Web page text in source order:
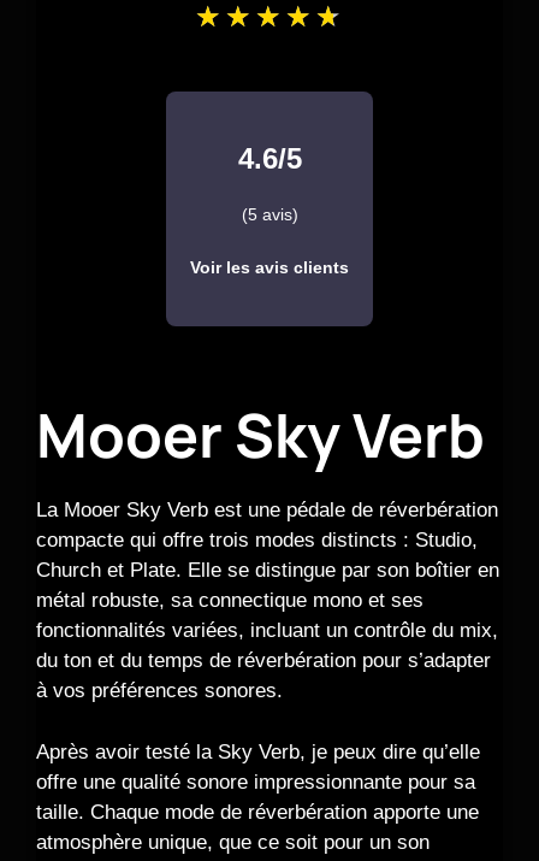
4.6/5
(5 avis)
Voir les avis clients
Mooer Sky Verb
La Mooer Sky Verb est une pédale de réverbération
compacte qui offre trois modes distincts : Studio,
Church et Plate. Elle se distingue par son boîtier en
métal robuste, sa connectique mono et ses
fonctionnalités variées, incluant un contrôle du mix,
du ton et du temps de réverbération pour s’adapter
à vos préférences sonores.
Après avoir testé la Sky Verb, je peux dire qu’elle
offre une qualité sonore impressionnante pour sa
taille. Chaque mode de réverbération apporte une
atmosphère unique, que ce soit pour un son